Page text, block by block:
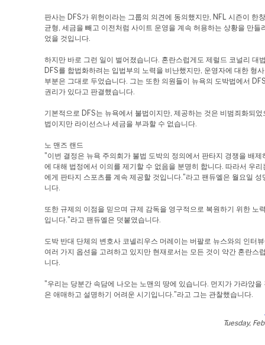
판사는 DFS가 위헌이라는 그룹의 의견에 동의했지만, NFL 시즌이 한
균형, 세금을 빼고 이전처럼 사이트 운영을 계속 허용하는 상황을 만들
었을 것입니다.
하지만 바로 그런 일이 벌어졌습니다. 혼란스럽게도 제럴드 코널리 대
DFS를 합법화하려는 입법부의 노력을 비난했지만, 운영자에 대한 형
부분은 그대로 두었습니다. 그는 또한 의원들이 뉴욕의 도박법에서
권리가 있다고 판결했습니다.
기본적으로 DFS는 뉴욕에서 불법이지만, 제공하는 것은 비범죄화되었
법이지만 라이선스나 세금을 부과할 수 없습니다.
노 맨즈 랜드
"이번 결정은 뉴욕 주의회가 불법 도박의 정의에서 판타지 경쟁을 배제
에 대해 법정에서 이의를 제기할 수 없음을 분명히 합니다. 따라서 우리
에게 판타지 스포츠를 계속 제공할 것입니다."라고 팬듀엘은 월요일 성
니다.
또한 규제의 이점을 믿으며 규제 감독을 영구적으로 복원하기 위한 노
입니다."라고 팬듀엘은 덧붙였습니다.
도박 반대 단체의 변호사 코넬리우스 머레이는 버팔로 뉴스와의 인터
여러 가지 옵션을 고려하고 있지만 현재로서는 모든 것이 약간 혼란스
니다.
"우리는 당분간 속담에 나오는 노맨의 땅에 있습니다. 먼지가 가라앉을
은 애매하고 설명하기 어려운 시기입니다."라고 그는 관찰했습니다.
Tuesday,